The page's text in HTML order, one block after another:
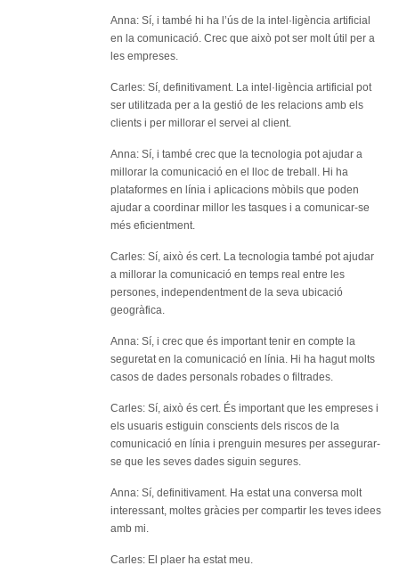
Anna: Sí, i també hi ha l’ús de la intel·ligència artificial
en la comunicació. Crec que això pot ser molt útil per a
les empreses.
Carles: Sí, definitivament. La intel·ligència artificial pot
ser utilitzada per a la gestió de les relacions amb els
clients i per millorar el servei al client.
Anna: Sí, i també crec que la tecnologia pot ajudar a
millorar la comunicació en el lloc de treball. Hi ha
plataformes en línia i aplicacions mòbils que poden
ajudar a coordinar millor les tasques i a comunicar-se
més eficientment.
Carles: Sí, això és cert. La tecnologia també pot ajudar
a millorar la comunicació en temps real entre les
persones, independentment de la seva ubicació
geogràfica.
Anna: Sí, i crec que és important tenir en compte la
seguretat en la comunicació en línia. Hi ha hagut molts
casos de dades personals robades o filtrades.
Carles: Sí, això és cert. És important que les empreses i
els usuaris estiguin conscients dels riscos de la
comunicació en línia i prenguin mesures per assegurar-
se que les seves dades siguin segures.
Anna: Sí, definitivament. Ha estat una conversa molt
interessant, moltes gràcies per compartir les teves idees
amb mi.
Carles: El plaer ha estat meu.